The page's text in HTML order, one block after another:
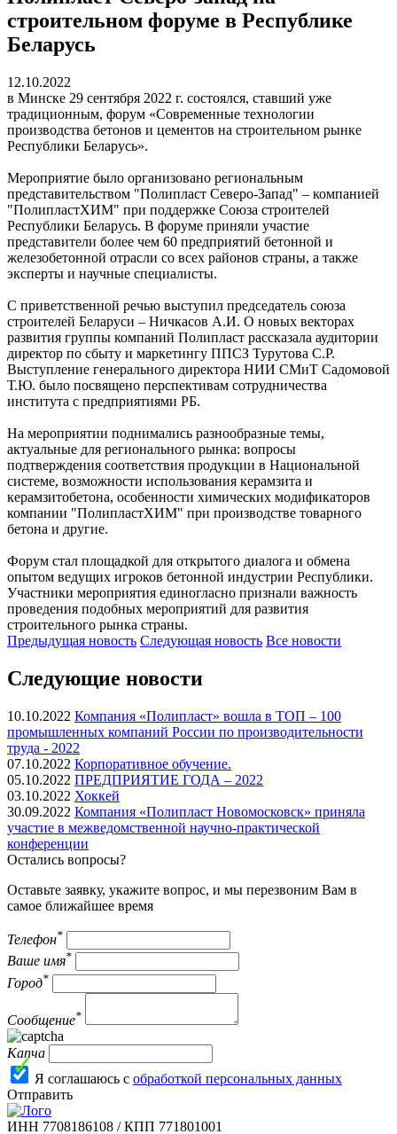
строительном форуме в Республике
Беларусь
12.10.2022
в Минске 29 сентября 2022 г. состоялся, ставший уже
традиционным, форум «Современные технологии
производства бетонов и цементов на строительном рынке
Республики Беларусь».
Мероприятие было организовано региональным
представительством "Полипласт Северо-Запад" – компанией
"ПолипластХИМ" при поддержке Союза строителей
Республики Беларусь. В форуме приняли участие
представители более чем 60 предприятий бетонной и
железобетонной отрасли со всех районов страны, а также
эксперты и научные специалисты.
С приветственной речью выступил председатель союза
строителей Беларуси – Ничкасов А.И. О новых векторах
развития группы компаний Полипласт рассказала аудитории
директор по сбыту и маркетингу ППСЗ Турутова С.Р.
Выступление генерального директора НИИ СМиТ Садомовой
Т.Ю. было посвящено перспективам сотрудничества
института с предприятиями РБ.
На мероприятии поднимались разнообразные темы,
актуальные для регионального рынка: вопросы
подтверждения соответствия продукции в Национальной
системе, возможности использования керамзита и
керамзитобетона, особенности химических модификаторов
компании "ПолипластХИМ" при производстве товарного
бетона и другие.
Форум стал площадкой для открытого диалога и обмена
опытом ведущих игроков бетонной индустрии Республики.
Участники мероприятия единогласно признали важность
проведения подобных мероприятий для развития
строительного рынка страны.
Предыдущая новость Следующая новость Все новости
Следующие новости
10.10.2022 Компания «Полипласт» вошла в ТОП – 100
промышленных компаний России по производительности
труда - 2022
07.10.2022 Корпоративное обучение.
05.10.2022 ПРЕДПРИЯТИЕ ГОДА – 2022
03.10.2022 Хоккей
30.09.2022 Компания «Полипласт Новомосковск» приняла
участие в межведомственной научно-практической
конференции
Остались вопросы?
Оставьте заявку, укажите вопрос, и мы перезвоним Вам в
самое ближайшее время
Телефон*
Ваше имя*
Город*
Сообщение*
Капча
Я соглашаюсь с обработкой персональных данных
Отправить
ИНН 7708186108 / КПП 771801001